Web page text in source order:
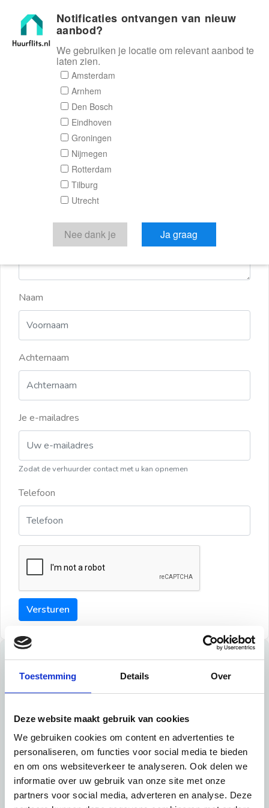
Toestemming Details Over
Deze website maakt gebruik van cookies
We gebruiken cookies om content en advertenties te
personaliseren, om functies voor social media te bieden
en om ons websiteverkeer te analyseren. Ook delen we
informatie over uw gebruik van onze site met onze
partners voor social media, adverteren en analyse. Deze
Huurflits
Reactieformulier
Huurflits
Verstuur je bericht
Door een bericht te sturen kom je in contact met de
aanbieder of makelaar van de woning.
Naam
Achternaam
Je e-mailadres
Zodat de verhuurder contact met u kan opnemen
Telefoon
Versturen
Tips
Tip 1:
Schrijf een duidelijke introductie en geef de volgende
informatie mee:
Ben je student, werkachtig of werkzoekend
Notificaties ontvangen van nieuw
aanbod?
We gebruiken je locatie om relevant aanbod te
laten zien.
Amsterdam
Arnhem
Den Bosch
Eindhoven
Groningen
Nijmegen
Rotterdam
Tilburg
Utrecht
Nee dank je Ja graag